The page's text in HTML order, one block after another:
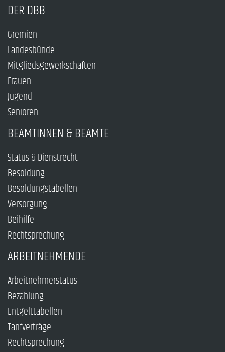
DER DBB
Gremien
Landesbünde
Mitgliedsgewerkschaften
Frauen
Jugend
Senioren
BEAMTINNEN & BEAMTE
Status & Dienstrecht
Besoldung
Besoldungstabellen
Versorgung
Beihilfe
Rechtsprechung
ARBEITNEHMENDE
Arbeitnehmerstatus
Bezahlung
Entgelttabellen
Tarifverträge
Rechtsprechung